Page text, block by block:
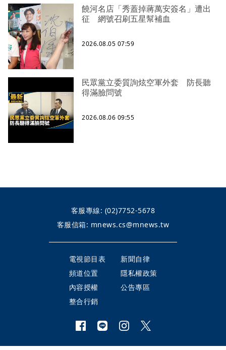
饒河名店「秀蓋掉蔣萬安簽名」遭出
征 網號召刷五星幫補血
2026.08.05 07:59
民眾黨立委質詢炫空軍外套 防長聽
得滿臉問號
2026.08.06 09:55
客服專線: (02)7752-5678
客服信箱: mnews.cs@mnews.tw
電視節目表
新聞自律
頻道位置
隱私權政策
內容授權
公告專區
整合行銷